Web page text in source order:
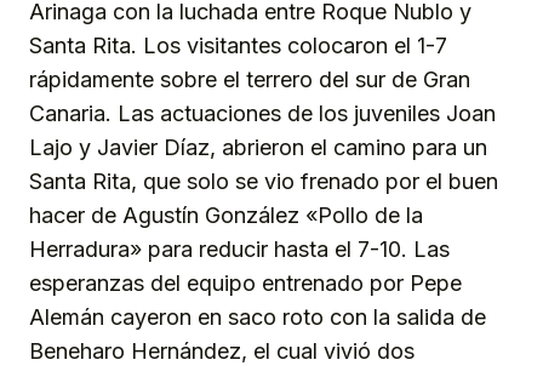
Arinaga con la luchada entre Roque Nublo y
Santa Rita. Los visitantes colocaron el 1-7
rápidamente sobre el terrero del sur de Gran
Canaria. Las actuaciones de los juveniles Joan
Lajo y Javier Díaz, abrieron el camino para un
Santa Rita, que solo se vio frenado por el buen
hacer de Agustín González «Pollo de la
Herradura» para reducir hasta el 7-10. Las
esperanzas del equipo entrenado por Pepe
Alemán cayeron en saco roto con la salida de
Beneharo Hernández, el cual vivió dos